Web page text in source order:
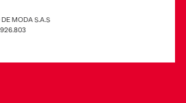
MODA S.A.S